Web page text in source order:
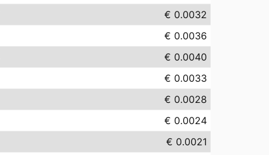
€ 0.0032
€ 0.0036
€ 0.0040
€ 0.0033
€ 0.0028
€ 0.0024
€ 0.0021